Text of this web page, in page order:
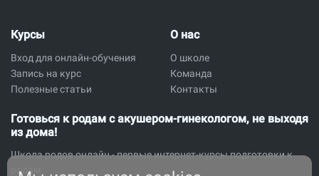
Курсы
Вход для онлайн-обучения
Запись на курс
Полезные статьи
О нас
О школе
Команда
Контакты
Готовься к родам с акушером-гинекологом, не выходя
из дома!
Школа родов онлайн - первые интернет-курсы подготовки к
родам.